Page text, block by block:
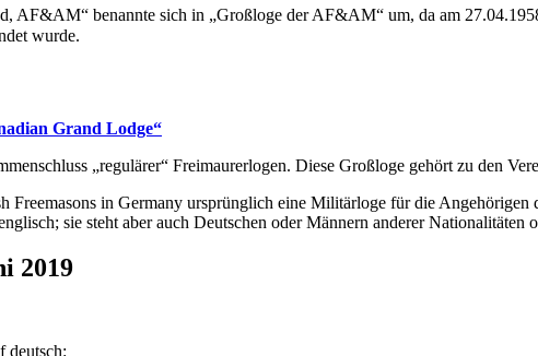
AF&AM“ benannte sich in „Großloge der AF&AM“ um, da am
wurde.
Grand Lodge“
„regulärer“ Freimaurerlogen. Diese Großloge gehört zu den
in Germany ursprünglich eine Militärloge für die
sie steht aber auch Deutschen oder Männern anderer Nationalitäten
2019
deutsch: